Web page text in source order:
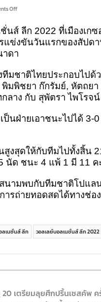
Offon
ฟอร์ม
แรง
ประเดิม
วีค2ชนะ
3
เซต
รวด
ศึก
เนชั่นส์
นส์ ลีก 2022 ที่เมืองเก
แข่งขันวันแรกของสัปด
ดา
มชาติไทยประกอบไปด้
มพิชยา ก๊กรัมย์, หัตถยา
ลาง กับ สุพัตรา ไพโรจน์
นฝ่ายเอาชนะไปได้ 3-
งสุดให้กับทีมไปทั้งสิ้น
นัด ชนะ 4 แพ้ 1 มี 11
นามพบกับทีมชาติโปแล
ารถ่ายทอดสดได้ทางช่อ
ลเนชั่นส์ ลีก วอลเลย์บอลเนชั่นส์ ลีก 2022
เตรียมลุยศึกปริ้นเซสคัพ ค